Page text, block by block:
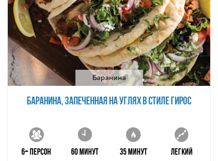
Баранина
БАРАНИНА, ЗАПЕЧЕННАЯ НА УГЛЯХ В СТИЛЕ ГИРОС
6+ персон 60 минут 35 минут Легкий